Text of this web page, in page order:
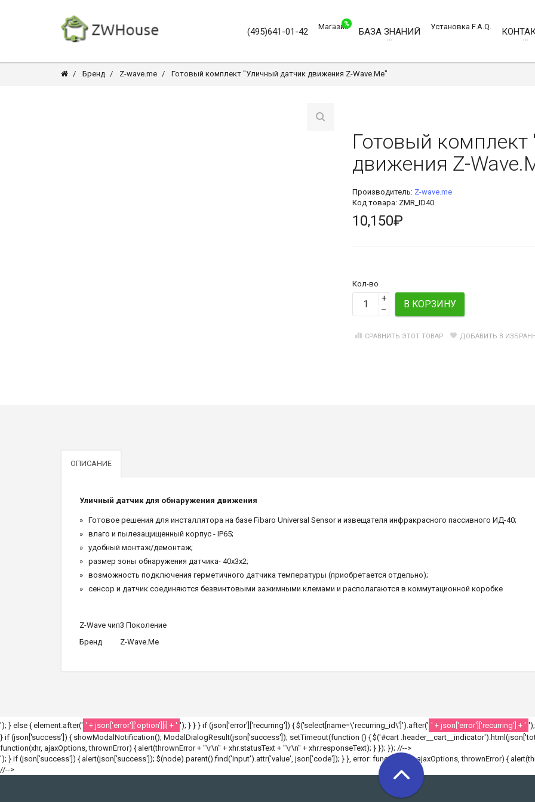
(495)641-01-42 Магазин
%
БАЗА ЗНАНИЙ Установка F.A.Q.
Бренд Z-wave.me Готовый комплект "Уличный датчик движения Z-Wave.Me"
Готовый
движения Z-
Производитель: Z-wave.me
Код товара: ZMR_ID40
10,150₽
Кол-во
+
–
В КОРЗИНУ
СРАВНИТЬ ЭТОТ ТОВАР ДОБАВИТЬ В
ОПИСАНИЕ
Уличный датчик для обнаружения движения
Готовое решения для инсталлятора на базе Fibaro Universal Sensor и извещателя инфракрасного пассивного ИД-40;
влаго и пылезащищенный корпус - IP65;
удобный монтаж/демонтаж;
размер зоны обнаружения датчика- 40х3х2;
возможность подключения герметичного датчика температуры (приобретается отдельно);
сенсор и датчик соединяются безвинтовыми зажимными клемами и располагаются в коммутационной коробке
Z-Wave чип3 Поколение
Бренд
Z-Wave.Me
'); } else { element.after(' ' + json['error']['option'][i] + ' '); } } } if (json['error']['recurring']) { $('select[name=\'recurring_id\']').after(' ' + json['error']['recurring'] + '
} if (json['success']) { showModalNotification(); ModalDialogResult(json['success']); setTimeout(function () { $('#cart
function(xhr, ajaxOptions, thrownError) { alert(thrownError + "\r\n" + xhr.statusText + "\r\n" + xhr.responseText); } }); }); //-->
'); } if (json['success']) { alert(json['success']); $(node).parent().find('input').attr('value', json['code']); } }, error: function(xhr, ajaxOptions, thrownError) {
//-->